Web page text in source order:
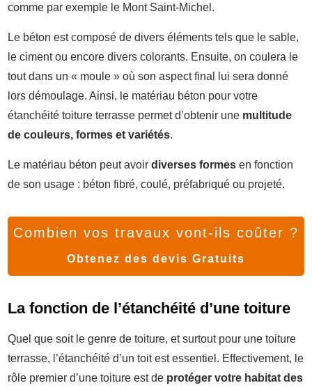
comme par exemple le Mont Saint-Michel.
Le béton est composé de divers éléments tels que le sable,
le ciment ou encore divers colorants. Ensuite, on coulera le
tout dans un « moule » où son aspect final lui sera donné
lors démoulage. Ainsi, le matériau béton pour votre
étanchéité toiture terrasse permet d’obtenir une multitude
de couleurs, formes et variétés.
Le matériau béton peut avoir diverses formes en fonction
de son usage : béton fibré, coulé, préfabriqué ou projeté.
Combien vos travaux vont-ils coûter ?
Obtenez des devis Gratuits
La fonction de l’étanchéité d’une toiture
Quel que soit le genre de toiture, et surtout pour une toiture
terrasse, l’étanchéité d’un toit est essentiel. Effectivement, le
rôle premier d’une toiture est de protéger votre habitat des